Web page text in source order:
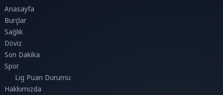
Anasayfa
Burçlar
Sağlık
Döviz
Son Dakika
Spor
Lig Puan Durumu
Hakkımızda